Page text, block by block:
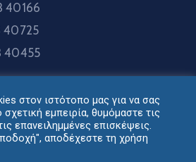
40166
40725
40455
μας
στον ιστότοπο μας για να σας
εμπειρία, θυμόμαστε τις
επανειλημμένες επισκέψεις.
αποδέχεστε τη χρήση